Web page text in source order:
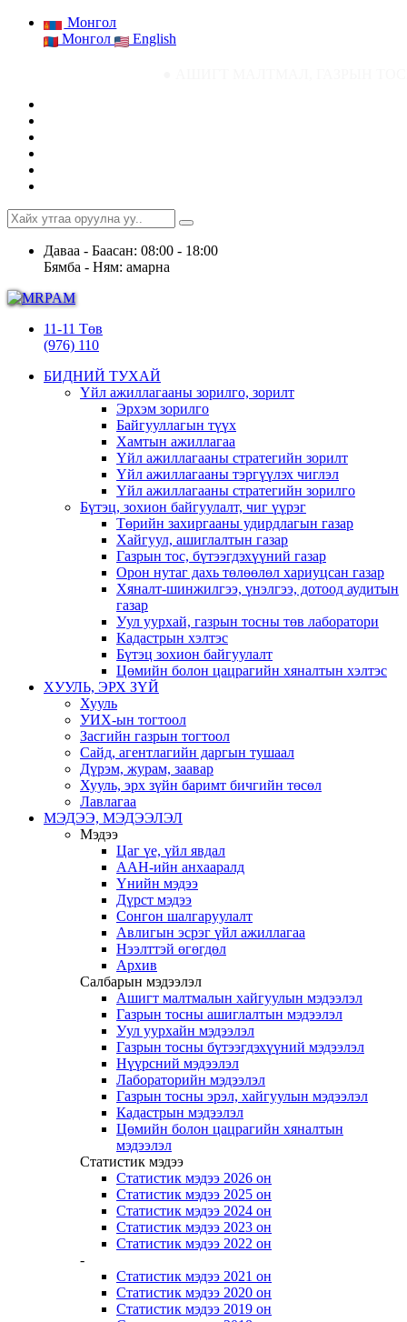
Монгол
Монгол
English
Даваа - Баасан: 08:00 - 18:00
Бямба - Ням: амарна
11-11 Төв
(976) 110
БИДНИЙ ТУХАЙ
Үйл ажиллагааны зорилго, зорилт
Эрхэм зорилго
Байгууллагын түүх
Хамтын ажиллагаа
Үйл ажиллагааны стратегийн зорилт
Үйл ажиллагааны тэргүүлэх чиглэл
Үйл ажиллагааны стратегийн зорилго
Бүтэц, зохион байгуулалт, чиг үүрэг
Төрийн захиргааны удирдлагын газар
Хайгуул, ашиглалтын газар
Газрын тос, бүтээгдэхүүний газар
Орон нутаг дахь төлөөлөл хариуцсан газар
Хяналт-шинжилгээ, үнэлгээ, дотоод аудитын
газар
Уул уурхай, газрын тосны төв лаборатори
Кадастрын хэлтэс
Бүтэц зохион байгуулалт
Цөмийн болон цацрагийн хяналтын хэлтэс
ХУУЛЬ, ЭРХ ЗҮЙ
Хууль
УИХ-ын тогтоол
Засгийн газрын тогтоол
Сайд, агентлагийн даргын тушаал
Дүрэм, журам, заавар
Хууль, эрх зүйн баримт бичгийн төсөл
Лавлагаа
МЭДЭЭ, МЭДЭЭЛЭЛ
Мэдээ
Цаг үе, үйл явдал
ААН-ийн анхааралд
Үнийн мэдээ
Дүрст мэдээ
Сонгон шалгаруулалт
Авлигын эсрэг үйл ажиллагаа
Нээлттэй өгөгдөл
Архив
Салбарын мэдээлэл
Ашигт малтмалын хайгуулын мэдээлэл
Газрын тосны ашиглалтын мэдээлэл
Уул уурхайн мэдээлэл
Газрын тосны бүтээгдэхүүний мэдээлэл
Нүүрсний мэдээлэл
Лабораторийн мэдээлэл
Газрын тосны эрэл, хайгуулын мэдээлэл
Кадастрын мэдээлэл
Цөмийн болон цацрагийн хяналтын
мэдээлэл
Статистик мэдээ
Статистик мэдээ 2026 он
Статистик мэдээ 2025 он
Статистик мэдээ 2024 он
Статистик мэдээ 2023 он
Статистик мэдээ 2022 он
-
Статистик мэдээ 2021 он
Статистик мэдээ 2020 он
Статистик мэдээ 2019 он